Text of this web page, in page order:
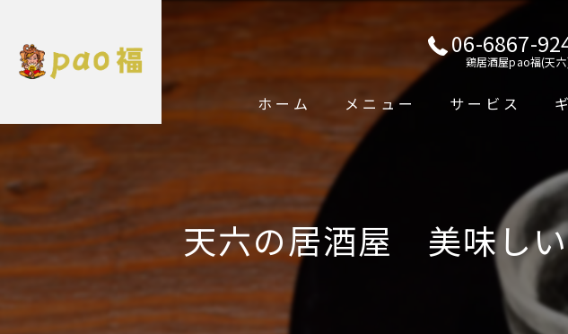
06-6867-
鶏居酒屋pao福(天
ホーム メニュー サービス
天六の居酒屋 美味し